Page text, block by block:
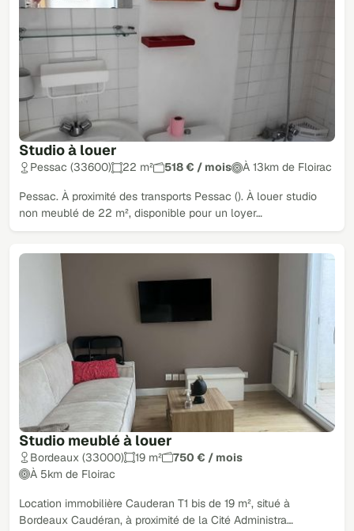
Studio à louer
Pessac (33600) 22 m² 518 € / mois À 13km de Floirac
Pessac. À proximité des transports Pessac (). À louer studio
non meublé de 22 m², disponible pour un loyer…
Studio meublé à louer
Bordeaux (33000) 19 m²
750 € / mois
À 5km de Floirac
Location immobilière Cauderan T1 bis de 19 m², situé à
Bordeaux Caudéran, à proximité de la Cité Administra…